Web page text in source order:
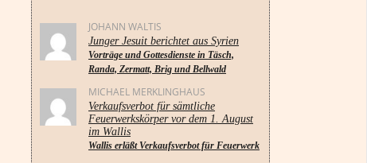
JOHANN WALTIS
Junger Jesuit berichtet aus Syrien
Vorträge und Gottesdienste in Täsch,
Randa, Zermatt, Brig und Bellwald
MICHAEL MERKLINGHAUS
Verkaufsverbot für sämtliche
Feuerwerkskörper vor dem 1. August
im Wallis
Wallis erläßt Verkaufsverbot für Feuerwerk